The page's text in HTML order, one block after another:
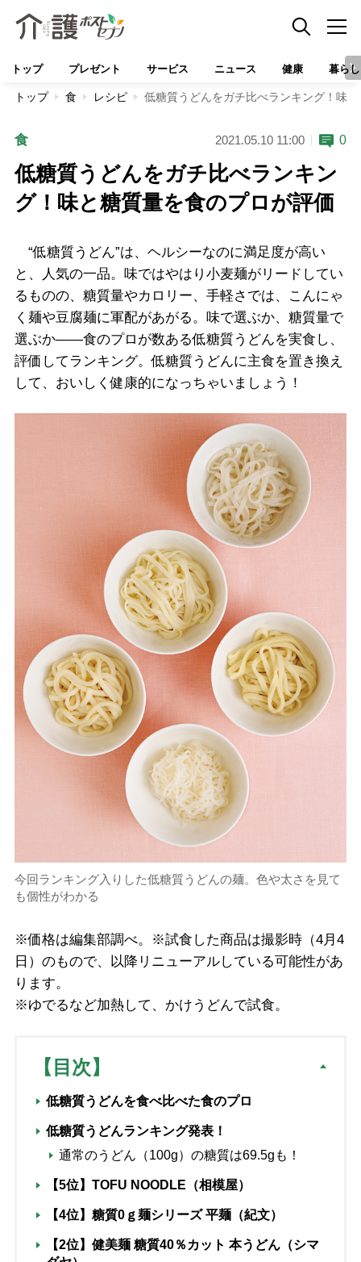
トップ プレゼント サービス ニュース 健康 暮らし
トップ 食 レシピ 低糖質うどんをガチ比べランキング！味
食 2021.05.10 11:00 0
低糖質うどんをガチ比べランキン
グ！味と糖質量を食のプロが評価
“低糖質うどん”は、ヘルシーなのに満足度が高い
と、人気の一品。味ではやはり小麦麺がリードしてい
るものの、糖質量やカロリー、手軽さでは、こんにゃ
く麺や豆腐麺に軍配があがる。味で選ぶか、糖質量で
選ぶか――食のプロが数ある低糖質うどんを実食し、
評価してランキング。低糖質うどんに主食を置き換え
して、おいしく健康的になっちゃいましょう！
今回ランキング入りした低糖質うどんの麺。色や太さを見て
も個性がわかる
※価格は編集部調べ。※試食した商品は撮影時（4月4
日）のもので、以降リニューアルしている可能性があ
ります。
※ゆでるなど加熱して、かけうどんで試食。
【目次】
低糖質うどんを食べ比べた食のプロ
低糖質うどんランキング発表！
通常のうどん（100g）の糖質は69.5gも！
【5位】TOFU NOODLE（相模屋）
【4位】糖質0ｇ麺シリーズ 平麺（紀文）
【2位】健美麺 糖質40％カット 本うどん（シマ